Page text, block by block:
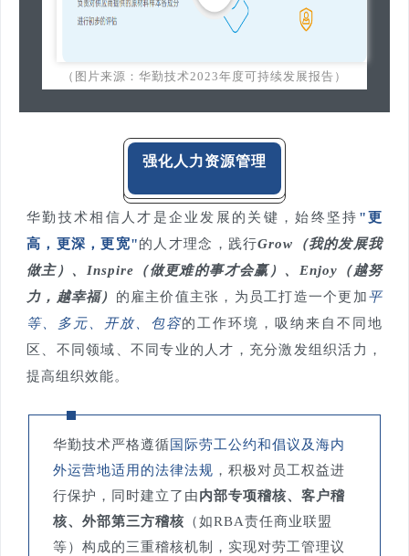
（图片来源：华勤技术2023年度可持续发展报告）
强化人力资源管理
华勤技术相信人才是企业发展的关键，始终坚持 "更
高，更深，更宽"的人才理念，践行Grow（我的发展我
做主）、Inspire（做更难的事才会赢）、Enjoy（越努
力，越幸福） 的雇主价值主张，为员工打造一个更加平
等、多元、开放、包容的工作环境，吸纳来自不同地
区、不同领域、不同专业的人才，充分激发组织活力，
提高组织效能。
华勤技术严格遵循 国际劳工公约和倡议及海内
外运营地适用的法律法规 ，积极对员工权益进
行保护，同时建立了由内部专项稽核、客户稽
核、外部第三方稽核 （如RBA责任商业联盟
等）构成的三重稽核机制，实现对劳工管理议